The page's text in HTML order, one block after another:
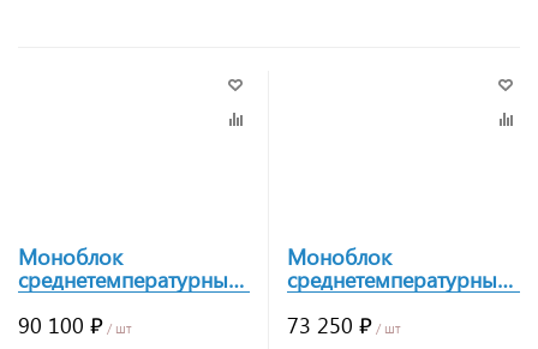
Моноблок
среднетемпературный
Polair Light MM218R
90 100 ₽ / шт
Моноблок
среднетемпературный
Polair Light MM115R
73 250 ₽ / шт